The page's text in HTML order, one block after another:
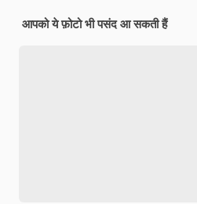
आपको ये फ़ोटो भी पसंद आ सकती हैं